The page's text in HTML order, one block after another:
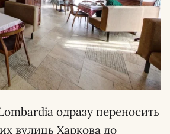
одразу переносить
вулиць Харкова до